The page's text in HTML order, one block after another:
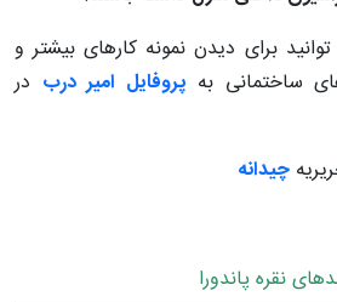
برای دیدن نمونه کارهای بیشتر و
ساختمانی به پروفایل امیر درب در
چیدانه
نقره پاندورا